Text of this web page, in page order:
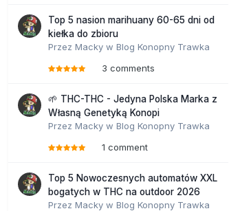
Top 5 nasion marihuany 60-65 dni od
kiełka do zbioru
Przez Macky w Blog Konopny Trawka
3 comments
🌱 THC-THC - Jedyna Polska Marka z
Własną Genetyką Konopi
Przez Macky w Blog Konopny Trawka
1 comment
Top 5 Nowoczesnych automatów XXL
bogatych w THC na outdoor 2026
Przez Macky w Blog Konopny Trawka